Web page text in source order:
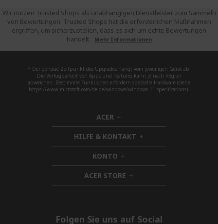
Wir nutzen Trusted Shops als unabhängigen Dienstleister zum Sammeln
von Bewertungen. Trusted Shops hat die erforderlichen Maßnahmen
ergriffen, um sicherzustellen, dass es sich um echte Bewertungen
handelt.
Mehr Informationen
* Der genaue Zeitpunkt des Upgrades hängt vom jeweiligen Gerät ab.
Die Verfügbarkeit von Apps und Features kann je nach Region
abweichen. Bestimmte Funktionen erfordern spezielle Hardware (siehe
https://www.microsoft.com/de-de/windows/windows-11-specifications).
ACER h
i
d
d
e
n
HILFE & KONTAKT h
i
d
n
KONTO h
i
d
d
ACER STORE h
i
e
Folgen Sie uns auf Social